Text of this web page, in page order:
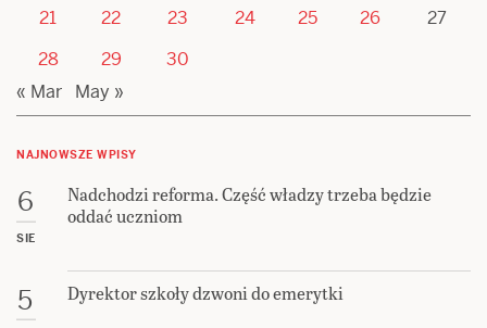
21
22 23 24 25 26
27
28
29
30
« Mar
May »
NAJNOWSZE WPISY
6
SIE
Nadchodzi reforma. Część władzy trzeba będzie
oddać uczniom
5 Dyrektor szkoły dzwoni do emerytki